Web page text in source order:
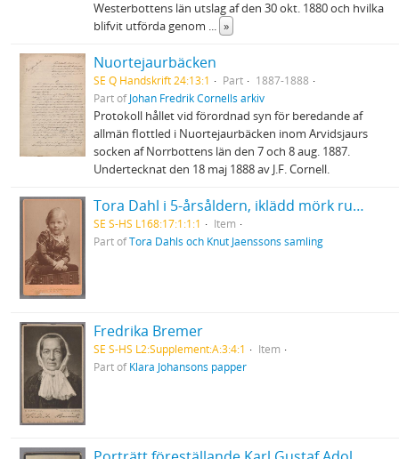
Westerbottens län utslag af den 30 okt. 1880 och hvilka
blifvit utförda genom ... »
Nuortejaurbäcken
SE Q Handskrift 24:13:1 Part
1887-1888
Part ofJohan Fredrik Cornells arkiv
Protokoll hållet vid förordnad syn för beredande af
allmän flottled i Nuortejaurbäcken inom Arvidsjaurs
socken af Norrbottens län den 7 och 8 aug. 1887.
Undertecknat den 18 maj 1888 av J.F. Cornell.
Tora Dahl i 5-årsåldern, iklädd mörk rutig klänning med vitt krås
SE S-HS L168:17:1:1:1
Item
Part ofTora Dahls och Knut Jaenssons samling
Fredrika Bremer
SE S-HS L2:Supplement:A:3:4:1
Item
Part ofKlara Johansons papper